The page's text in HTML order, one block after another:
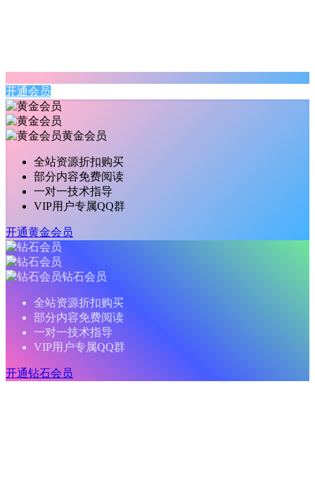
开通会员
黄金会员
全站资源折扣购买
部分内容免费阅读
一对一技术指导
VIP用户专属QQ群
开通黄金会员
钻石会员
全站资源折扣购买
部分内容免费阅读
一对一技术指导
VIP用户专属QQ群
开通钻石会员